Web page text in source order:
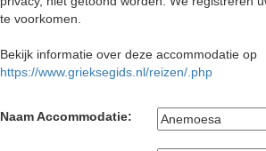
te voorkomen.
Bekijk informatie over deze accommodatie op
https://www.grieksegids.nl/reizen/.php
Naam Accommodatie: